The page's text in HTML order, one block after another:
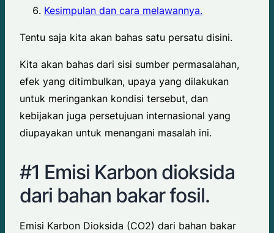
Kesimpulan dan cara melawannya.
Tentu saja kita akan bahas satu persatu disini.
Kita akan bahas dari sisi sumber permasalahan,
efek yang ditimbulkan, upaya yang dilakukan
untuk meringankan kondisi tersebut, dan
kebijakan juga persetujuan internasional yang
diupayakan untuk menangani masalah ini.
#1 Emisi Karbon dioksida
dari bahan bakar fosil.
Emisi Karbon Dioksida (CO2) dari bahan bakar